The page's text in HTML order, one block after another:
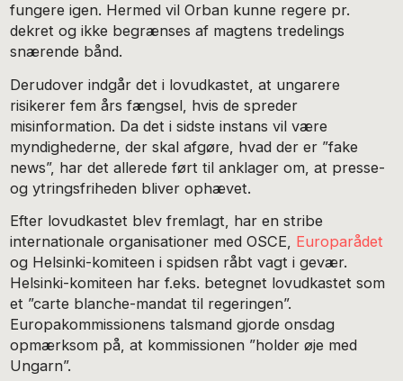
fungere igen. Hermed vil Orban kunne regere pr.
dekret og ikke begrænses af magtens tredelings
snærende bånd.
Derudover indgår det i lovudkastet, at ungarere
risikerer fem års fængsel, hvis de spreder
misinformation. Da det i sidste instans vil være
myndighederne, der skal afgøre, hvad der er ”fake
news”, har det allerede ført til anklager om, at presse-
og ytringsfriheden bliver ophævet.
Efter lovudkastet blev fremlagt, har en stribe
internationale organisationer med OSCE, Europarådet
og Helsinki-komiteen i spidsen råbt vagt i gevær.
Helsinki-komiteen har f.eks. betegnet lovudkastet som
et ”carte blanche-mandat til regeringen”.
Europakommissionens talsmand gjorde onsdag
opmærksom på, at kommissionen ”holder øje med
Ungarn”.